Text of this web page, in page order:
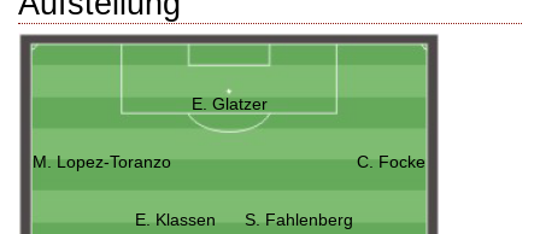
E. Glatzer
M. Lopez-Toranzo C. Focke
E. Klassen
S. Fahlenberg